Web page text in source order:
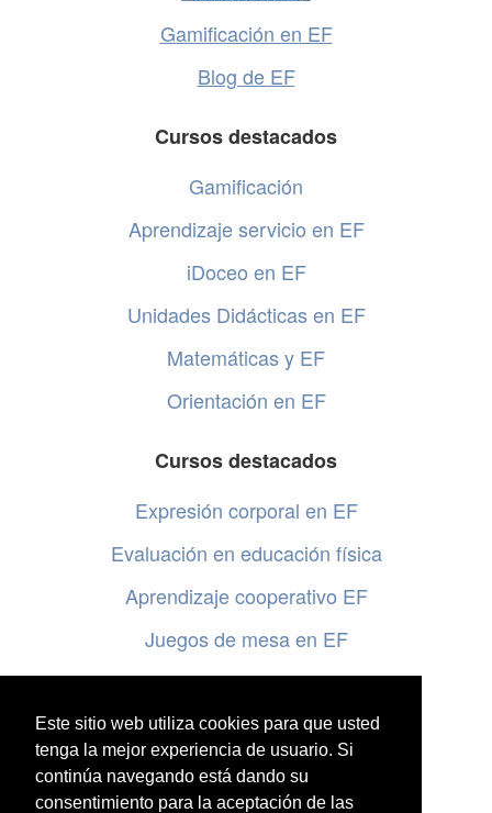
Este sitio web utiliza cookies para que usted
tenga la mejor experiencia de usuario. Si
continúa navegando está dando su
consentimiento para la aceptación de las
Gamificación en EF
Blog de EF
Cursos destacados
Gamificación
Aprendizaje servicio en EF
iDoceo en EF
Unidades Didácticas en EF
Matemáticas y EF
Orientación en EF
Cursos destacados
Expresión corporal en EF
Evaluación en educación física
Aprendizaje cooperativo EF
Juegos de mesa en EF
Programar en EF
Cursos online de educación física
Artículos destacados